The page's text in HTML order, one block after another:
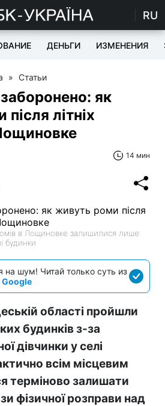
RU
ДЕНЬГИ ИЗМЕНЕНИЯ
» Статьи
як
літніх
14 мин
в Лощиновке залишилися лише
будинки
на шум! Читай только суть из
Google
області пройшли
будинків з-за
дівчинки у селі
всім місцевим
терміново залишати
фізичної розправи над